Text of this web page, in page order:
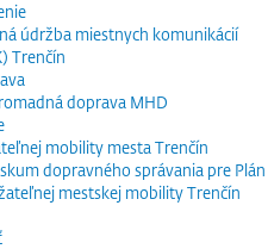
údržba miestnych komunikácií
Trenčín
doprava MHD
mobility mesta Trenčín
dopravného správania pre Plán
mestskej mobility Trenčín